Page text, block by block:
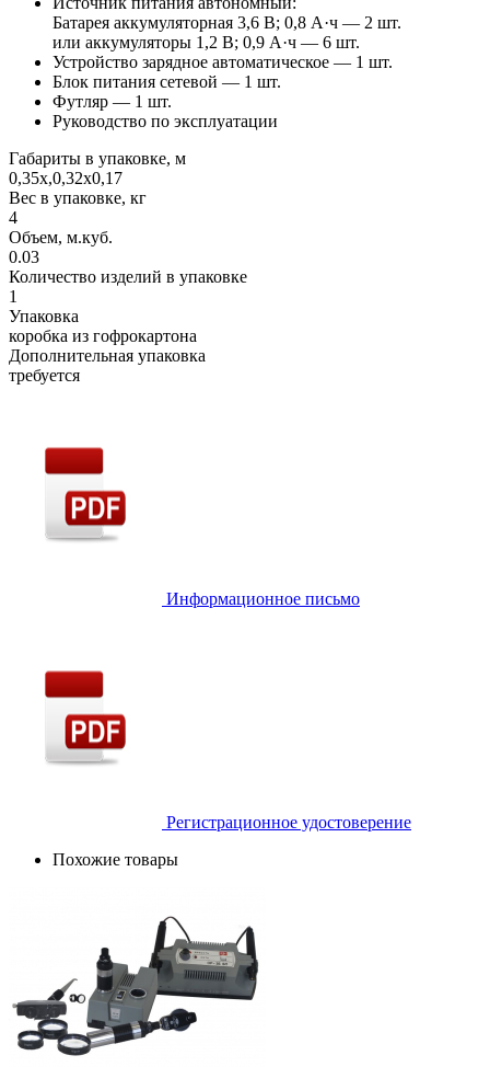
Батарея аккумуляторная 3,6 В; 0,8 А·ч — 2 шт.
или аккумуляторы 1,2 В; 0,9 А·ч — 6 шт.
Устройство зарядное автоматическое — 1 шт.
Блок питания сетевой — 1 шт.
Футляр — 1 шт.
Руководство по эксплуатации
Габариты в упаковке, м
0,35х,0,32х0,17
Вес в упаковке, кг
4
Объем, м.куб.
0.03
Количество изделий в упаковке
1
Упаковка
коробка из гофрокартона
Дополнительная упаковка
требуется
Информационное письмо
Регистрационное удостоверение
Похожие товары